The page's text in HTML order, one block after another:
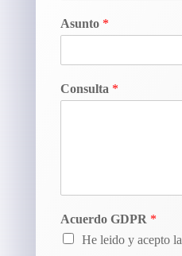
Asunto *
Consulta *
Acuerdo GDPR *
He leido y acepto la